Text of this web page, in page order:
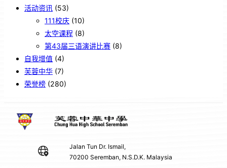
活动资讯 (53)
111校庆 (10)
太空课程 (8)
第43届三语演讲比赛 (8)
自我增值 (4)
芙蓉中华 (7)
荣誉榜 (280)
Jalan Tun Dr. Ismail,
70200 Seremban, N.S.D.K. Malaysia